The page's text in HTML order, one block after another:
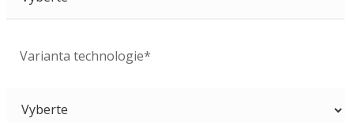
Varianta technologie*